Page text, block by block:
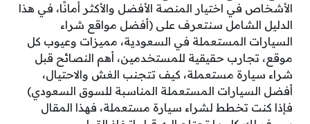
الأشخاص في اختيار المنصة الأفضل والأكثر أمانًا، في هذا
الدليل الشامل سنتعرف على (أفضل مواقع شراء
السيارات المستعملة في السعودية، مميزات وعيوب كل
موقع، تجارب حقيقية للمستخدمين، أهم النصائح قبل
شراء سيارة مستعملة، كيف تتجنب الغش والاحتيال،
أفضل السيارات المستعملة المناسبة للسوق السعودي)
فإذا كنت تخطط لشراء سيارة مستعملة، فهذا المقال